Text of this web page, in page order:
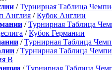
/Турнирная Таблица
Англия /Кубок Англии
/Турнирная Таблица
/Кубок Германии
/Турнирная Таблица
/Турнирная Таблица
B
/Турнирная Таблица